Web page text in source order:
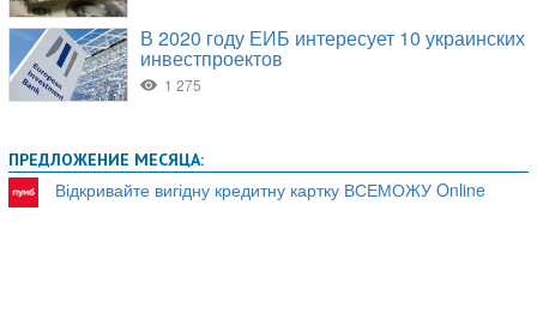
ПРЕДЛОЖЕНИЕ МЕСЯЦА:
Відкривайте вигідну кредитну картку ВСЕМОЖУ Online